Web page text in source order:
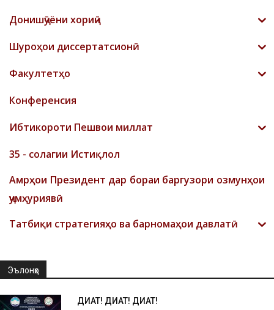
Донишҷӯёни хориҷӣ
Шyроҳои диссертатсионӣ
Факултетҳо
Конференсия
Ибтикороти Пешвои миллат
35 - солагии Истиқлол
Амрҳои Президент дар бораи баргузори озмунҳои
ҷумҳуриявӣ
Татбиқи стратегияҳо ва барномаҳои давлатӣ
Эълонҳо
ДИҚҚАТ! ДИҚҚАТ! ДИҚҚАТ!